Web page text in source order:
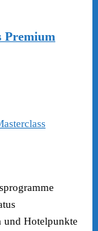
Premium
und Hotelpunkte